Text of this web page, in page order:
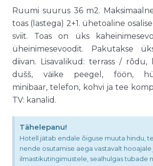
Ruumi suurus 36 m2.
toas (lastega) 2+1. ühetoaline
sviit. Toas on üks
üheinimesevoodit. Pakutakse
diivan. Lisavalikud: terrass / rõdu,
dušš, väike peegel, föön,
minibaar, telefon, kohvi ja tee
TV: kanalid.
Tähelepanu!
Hotell jätab endale õiguse muuta hindu,
nende osutamise aega vastavalt hooajale
ilmastikutingimustele, sealhulgas tubade